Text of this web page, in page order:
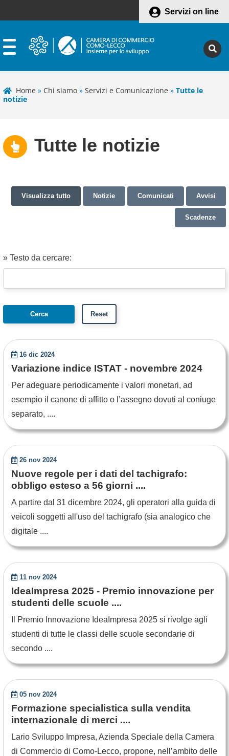
Servizi on line
Home » Chi siamo » Servizi e Comunicazione » Tutte le
notizie
Tutte le notizie
Visualizza tutto Notizie Comunicati Avvisi
Scadenze
» Testo da cercare:
16 dic 2024
Variazione indice ISTAT - novembre 2024
Per adeguare periodicamente i valori monetari, ad
esempio il canone di affitto o l’assegno dovuti al coniuge
separato, ....
26 nov 2024
Nuove regole per i dati del tachigrafo:
obbligo esteso a 56 giorni ....
A partire dal 31 dicembre 2024, gli operatori alla guida di
veicoli soggetti all'uso del tachigrafo (sia analogico che
digitale ....
11 nov 2024
IdeaImpresa 2025 - Premio innovazione per
studenti delle scuole ....
Il Premio Innovazione IdeaImpresa 2025 si rivolge agli
studenti di tutte le classi delle scuole secondarie di
secondo ....
05 nov 2024
Formazione specialistica sulla vendita
internazionale di merci ....
Lario Sviluppo Impresa, Azienda Speciale della Camera
di Commercio di Como-Lecco, propone, nell’ambito delle